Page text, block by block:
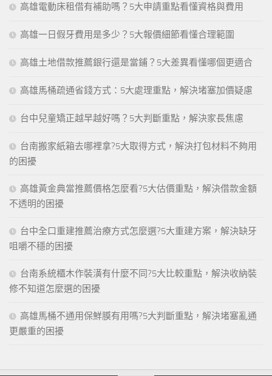
高雄電動床租借有補助嗎？5大申請重點看懂資格與費用
高雄一日假牙費用是多少？5大報價細節看懂合理範圍
高雄土地借款推薦銀行還是當鋪？5大差異看懂哪個更適合
高雄馬桶疏通省錢方式：5大處理重點，解決堵塞加價疑慮
台中兒童矯正越早越好嗎？5大判斷重點，解決家長焦慮
台南搬家紙箱去哪裡拿?5大取得方式，解決打包材料不夠用
的困擾
高雄黃金典當推薦價格怎麼看?5大估價重點，解決借款金額
不透明的困擾
台中全口重建推薦治療方式怎麼選?5大重建方案，解決缺牙
咀嚼不穩的困擾
台南系統櫃木作裝潢有什麼不同?5大比較重點，解決收納裝
修不知道怎麼選的困擾
高雄馬桶不通用保鮮膜有用嗎?5大判斷重點，解決堵塞亂通
更嚴重的困擾